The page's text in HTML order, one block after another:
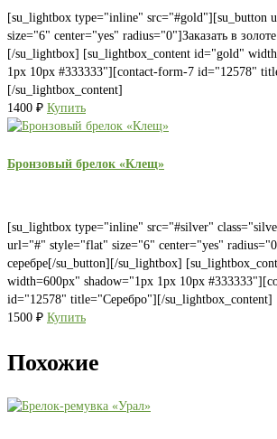
[su_lightbox type="inline" src="#gold"][su_button
size="6" center="yes" radius="0"]Заказать в
[/su_lightbox] [su_lightbox_content id="gold"
1px 10px #333333"][contact-form-7 id="12578"
[/su_lightbox_content]
1400 ₽ Купить
Бронзовый брелок «Клещ»
[su_lightbox type="inline" src="#silver"
url="#" style="flat" size="6" center="yes"
серебре[/su_button][/su_lightbox]
width=600px" shadow="1px 1px 10px
id="12578" title="Серебро"][/su_lightbox_content]
1500 ₽ Купить
Похожие